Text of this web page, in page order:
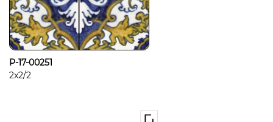
P-17-00251
2x2/2